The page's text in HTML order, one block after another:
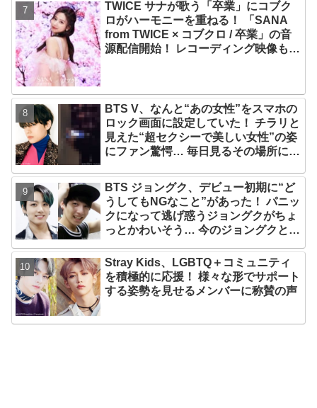
TWICE サナが歌う「卒業」にコブク
ロがハーモニーを重ねる！ 「SANA
from TWICE × コブクロ / 卒業」の音
源配信開始！ レコーディング映像も公
BTS V、なんと“あの女性”をスマホの
ロック画面に設定していた！ チラリと
見えた“超セクシーで美しい女性”の姿
にファン驚愕… 毎日見るその場所にV
だと納得＆感動
BTS ジョングク、デビュー初期に“ど
うしてもNGなこと”があった！ パニッ
クになって逃げ惑うジョングクがちょ
っとかわいそう… 今のジョングクと比
ァンメロメロ
Stray Kids、LGBTQ＋コミュニティ
を積極的に応援！ 様々な形でサポート
する姿勢を見せるメンバーに称賛の声